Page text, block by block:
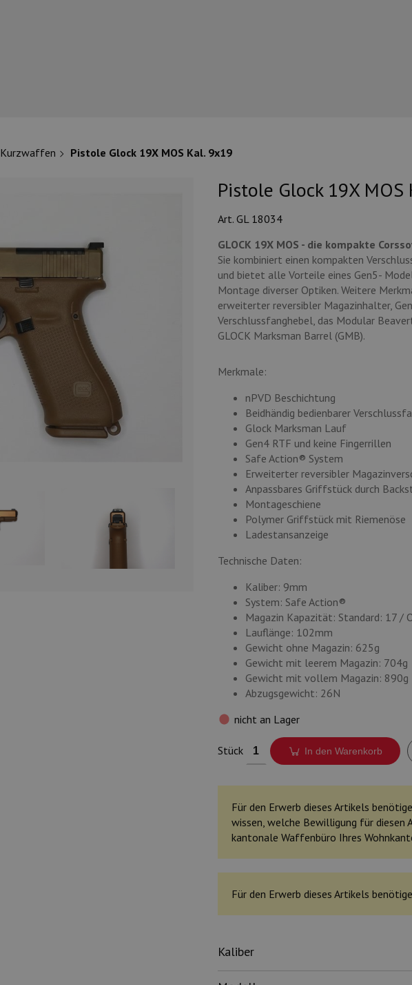
Kurzwaffen Pistole Glock 19X MOS Kal. 9x19
Pistole Glock 19X MOS
Art. GL 18034
GLOCK 19X MOS - die kompakte
Sie kombiniert einen kompakten
und bietet alle Vorteile eines Gen5-
Montage diverser Optiken. Weitere
erweiterter reversibler Magazinhalter,
Verschlussfanghebel, das Modular
GLOCK Marksman Barrel (GMB).
Merkmale:
nPVD Beschichtung
Beidhändig bedienbarer
Glock Marksman Lauf
Gen4 RTF und keine Fingerrillen
Safe Action® System
Erweiterter reversibler
Anpassbares Griffstück durch
Montageschiene
Polymer Griffstück mit Riemenöse
Ladestansanzeige
Technische Daten:
Kaliber: 9mm
System: Safe Action®
Magazin Kapazität: Standard: 17 /
Lauflänge: 102mm
Gewicht ohne Magazin: 625g
Gewicht mit leerem Magazin: 704g
Gewicht mit vollem Magazin: 890g
Abzugsgewicht: 26N
nicht an Lager
Stück In den Warenkorb
Für den Erwerb dieses Artikels
wissen, welche Bewilligung für
kantonale Waffenbüro Ihres
Für den Erwerb dieses Artikels
Kaliber